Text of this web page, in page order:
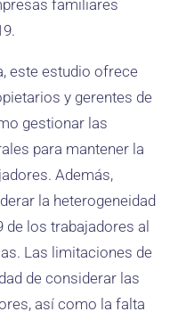
familiares
este estudio ofrece
y gerentes de
gestionar las
para mantener la
Además,
la heterogeneidad
de los trabajadores al
Las limitaciones de
de considerar las
así como la falta